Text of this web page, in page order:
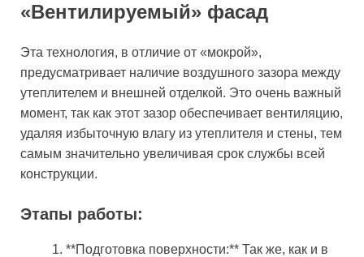
«Вентилируемый» фасад
Эта технология, в отличие от «мокрой»,
предусматривает наличие воздушного зазора между
утеплителем и внешней отделкой. Это очень важный
момент, так как этот зазор обеспечивает вентиляцию,
удаляя избыточную влагу из утеплителя и стены, тем
самым значительно увеличивая срок службы всей
конструкции.
Этапы работы:
**Подготовка поверхности:** Так же, как и в